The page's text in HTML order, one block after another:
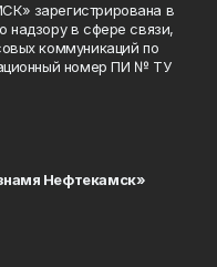
зарегистрирована в
надзору в сфере связи,
коммуникаций по
номер ПИ № ТУ
Нефтекамск»